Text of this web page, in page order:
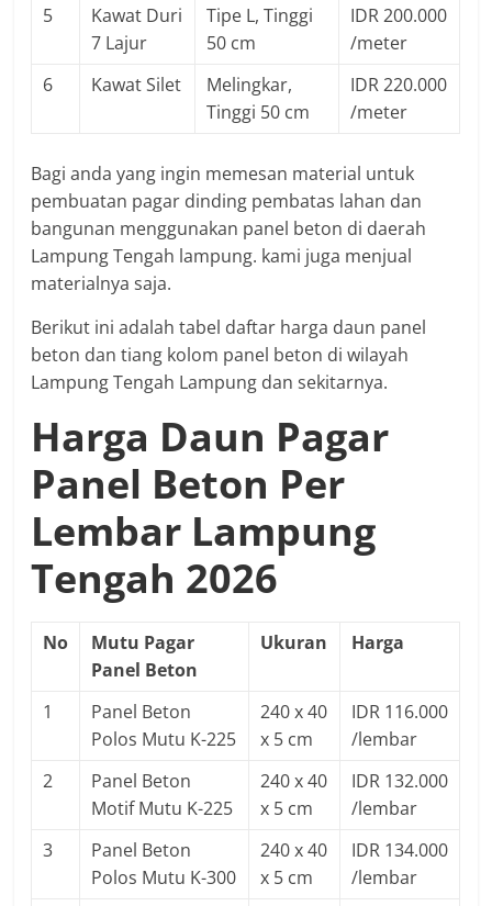
5
Kawat Duri
7 Lajur
Tipe L, Tinggi
50 cm
IDR 200.000
/meter
6
Kawat Silet
Melingkar,
Tinggi 50 cm
IDR 220.000
/meter
Bagi anda yang ingin memesan material untuk
pembuatan pagar dinding pembatas lahan dan
bangunan menggunakan panel beton di daerah
Lampung Tengah lampung. kami juga menjual
materialnya saja.
Berikut ini adalah tabel daftar harga daun panel
beton dan tiang kolom panel beton di wilayah
Lampung Tengah Lampung dan sekitarnya.
Harga Daun Pagar
Panel Beton Per
Lembar Lampung
Tengah 2026
No
Mutu Pagar
Panel Beton
Ukuran Harga
1
Panel Beton
Polos Mutu K-225
240 x 40
x 5 cm
IDR 116.000
/lembar
2
Panel Beton
Motif Mutu K-225
240 x 40
x 5 cm
IDR 132.000
/lembar
3
Panel Beton
Polos Mutu K-300
240 x 40
x 5 cm
IDR 134.000
/lembar